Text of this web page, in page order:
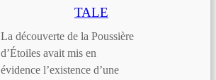
TALE
La découverte de la Poussière
d’Étoiles avait mis en
évidence l’existence d’une